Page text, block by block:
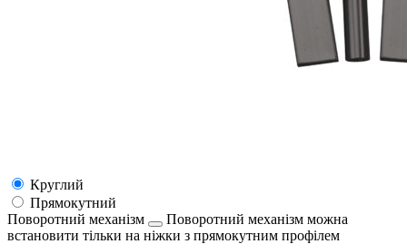
Круглий
Прямокутний
Поворотний механізм
Поворотний механізм можна
встановити тільки на ніжки з прямокутним профілем